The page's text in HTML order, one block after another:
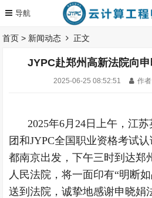
首页 > 新闻动态 正文
JYPC赴郑州高新法院向
2025-06-25 08:52:51 作
2025年6月24日上午，江
团和JYPC全国职业资格考试
都南京出发，下午三时到达郑
人民法院，将一面印有“明断
送到法院，诚挚地感谢申晓娟